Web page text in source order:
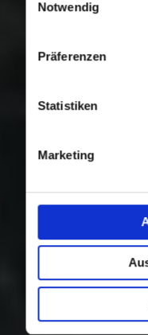
Nutzung der
Notwendig
Präferenzen
Statistiken
Marketing